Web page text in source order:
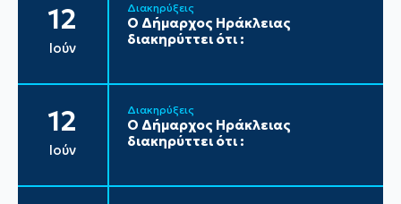
12
Ιούν
Διακηρύξεις
Ο Δήμαρχος Ηράκλειας
διακηρύττει ότι :
12
Ιούν
Διακηρύξεις
Ο Δήμαρχος Ηράκλειας
διακηρύττει ότι :